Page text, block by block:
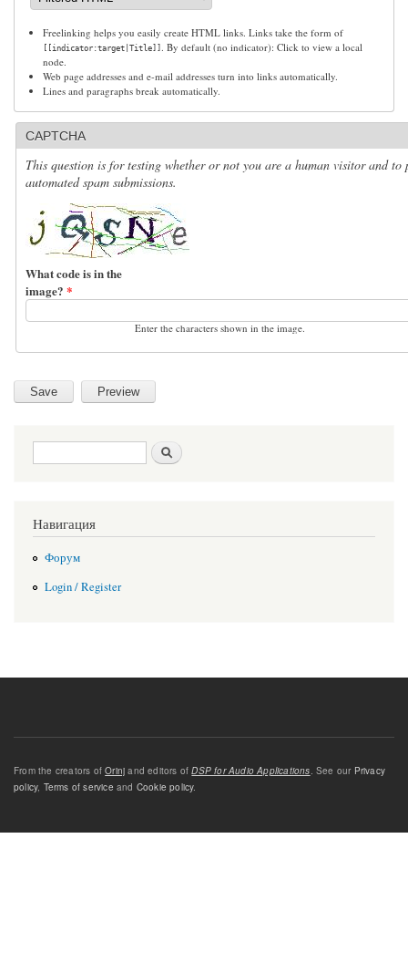
Freelinking helps you easily create HTML links. Links take the form of
[[indicator:target|Title]] . By default (no indicator): Click to view a local
node.
Web page addresses and e-mail addresses turn into links automatically.
Lines and paragraphs break automatically.
CAPTCHA
This question is for testing whether or not you are a human visitor and to
automated spam submissions.
What code is in the
image? *
Enter the characters shown in the image.
Search form
Навигация
Форум
Login / Register
From the creators ofOrinj and editors ofDSP for Audio Applications. See our Privacy
policy, Terms of service and Cookie policy.